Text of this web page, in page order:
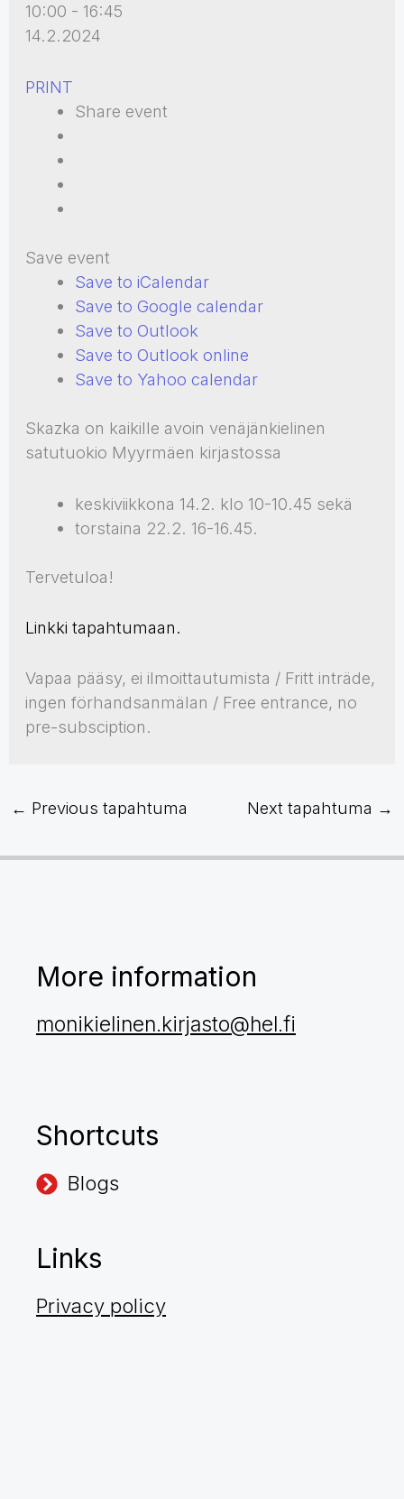
10:00 - 16:45
14.2.2024
PRINT
Share event
Save event
Save to iCalendar
Save to Google calendar
Save to Outlook
Save to Outlook online
Save to Yahoo calendar
Skazka on kaikille avoin venäjänkielinen
satutuokio Myyrmäen kirjastossa
keskiviikkona 14.2. klo 10-10.45 sekä
torstaina 22.2. 16-16.45.
Tervetuloa!
Linkki tapahtumaan.
Vapaa pääsy, ei ilmoittautumista / Fritt inträde,
ingen förhandsanmälan / Free entrance, no
pre-subsciption.
← Previous tapahtuma Next tapahtuma →
More information
monikielinen.kirjasto@hel.fi
Shortcuts
Blogs
Links
Privacy policy